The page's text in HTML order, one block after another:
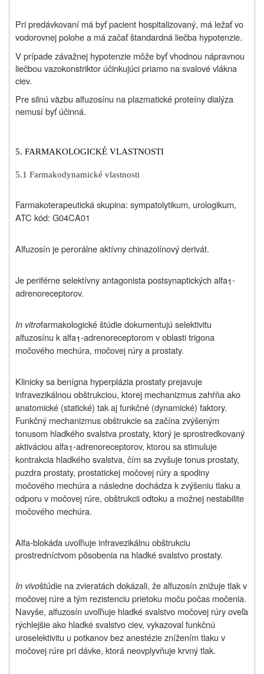
Pri predávkovaní má byť pacient hospitalizovaný, má ležať vo
vodorovnej polohe a má začať štandardná liečba hypotenzie.
V prípade závažnej hypotenzie môže byť vhodnou nápravnou
liečbou vazokonstriktor účinkujúci priamo na svalové vlákna
ciev.
Pre silnú väzbu alfuzosínu na plazmatické proteíny dialýza
nemusí byť účinná.
5. FARMAKOLOGICKÉ VLASTNOSTI
5.1 Farmakodynamické vlastnosti
Farmakoterapeutická skupina: sympatolytikum, urologikum,
ATC kód: G04CA01
Alfuzosín je perorálne aktívny chinazolínový derivát.
Je periférne selektívny antagonista postsynaptických alfa1-
adrenoreceptorov.
In vitrofarmakologické štúdie dokumentujú selektivitu
alfuzosínu k alfa1-adrenoreceptorom v oblasti trigona
močového mechúra, močovej rúry a prostaty.
Klinicky sa benígna hyperplázia prostaty prejavuje
infravezikálnou obštrukciou, ktorej mechanizmus zahŕňa ako
anatomické (statické) tak aj funkčné (dynamické) faktory.
Funkčný mechanizmus obštrukcie sa začína zvýšeným
tonusom hladkého svalstva prostaty, ktorý je sprostredkovaný
aktiváciou alfa1-adrenoreceptorov, ktorou sa stimuluje
kontrakcia hladkého svalstva, čím sa zvyšuje tonus prostaty,
puzdra prostaty, prostatickej močovej rúry a spodiny
močového mechúra a následne dochádza k zvýšeniu tlaku a
odporu v močovej rúre, obštrukcii odtoku a možnej nestabilite
močového mechúra.
Alfa-blokáda uvoľňuje infravezikálnu obštrukciu
prostredníctvom pôsobenia na hladké svalstvo prostaty.
In vivoštúdie na zvieratách dokázali, že alfuzosín znižuje tlak v
močovej rúre a tým rezistenciu prietoku moču počas močenia.
Navyše, alfuzosín uvoľňuje hladké svalstvo močovej rúry oveľa
rýchlejšie ako hladké svalstvo ciev, vykazoval funkčnú
uroselektivitu u potkanov bez anestézie znížením tlaku v
močovej rúre pri dávke, ktorá neovplyvňuje krvný tlak.